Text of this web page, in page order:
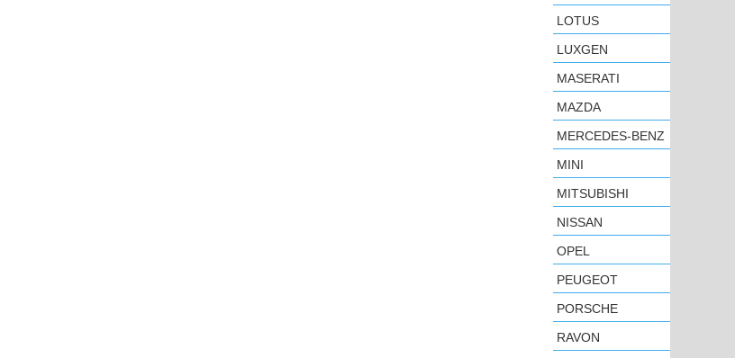
LOTUS
LUXGEN
MASERATI
MAZDA
MERCEDES-BENZ
MINI
MITSUBISHI
NISSAN
OPEL
PEUGEOT
PORSCHE
RAVON